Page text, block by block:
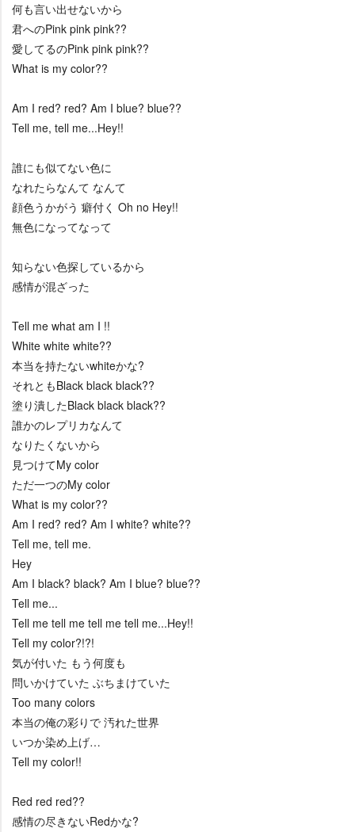
何も言い出せないから
君へのPink pink pink??
愛してるのPink pink pink??
What is my color??
Am I red? red? Am I blue? blue??
Tell me, tell me...Hey!!
誰にも似てない色に
なれたらなんて なんて
顔色うかがう 癖付く Oh no Hey!!
無色になってなって
知らない色探しているから
感情が混ざった
Tell me what am I !!
White white white??
本当を持たないwhiteかな?
それともBlack black black??
塗り潰したBlack black black??
誰かのレプリカなんて
なりたくないから
見つけてMy color
ただ一つのMy color
What is my color??
Am I red? red? Am I white? white??
Tell me, tell me.
Hey
Am I black? black? Am I blue? blue??
Tell me...
Tell me tell me tell me tell me...Hey!!
Tell my color?!?!
気が付いた もう何度も
問いかけていた ぶちまけていた
Too many colors
本当の俺の彩りで 汚れた世界
いつか染め上げ…
Tell my color!!
Red red red??
感情の尽きないRedかな?